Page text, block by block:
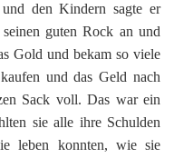
den Kindern sagte er
guten Rock an und
Gold und bekam so viele
und das Geld nach
Sack voll. Das war ein
sie alle ihre Schulden
leben konnten, wie sie